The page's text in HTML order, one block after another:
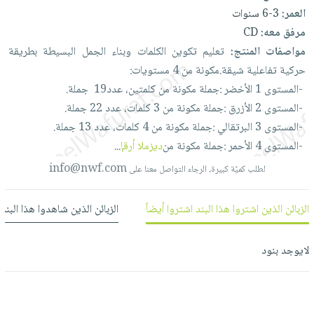
العناية
بالأسنان
الحمية
والتغذية
أدوات
المائدة
الأوعية
والتخزين
أدوات
المطبخ
الأكثر
مبيعاً
العودة
للمدارس
اكسسوارات
كتب
اكسسوارات
منزلية
اكسسوارات
ملابس
مطرزات
حلي
شحن
مجاني
بنود
مختارة
اشتراكات
كل
الاشتراكات
صندوق
iKitab
بلا
حدود
بحث
متقدم
نيل
وفرات
الشركة
سياسةلائحة
العمر:3-6 سنوات
مرفق معه:CD
مواصفات المنتج: تعليم‭ ‬تكوين‭ ‬الكلمات‭ ‬وبناء‭ ‬الجمل‭ ‬البسيطة‭ ‬بطريقة‭
‬حركية‭‬تفاعلية‭ ‬شيقة‭.‬مكونة‭ ‬من‭‬4‭ ‬مستويات‭:‬
‭-‬المستوى‭ ‬1‭ ‬الأخضر‭: ‬جملة‭ ‬مكونة‭ ‬من‭‬كلمتين،‭‬عدد‭19جملة‭.‬
‭-‬المستوى‭ ‬2‭ ‬الأزرق‭: ‬جملة‭ ‬مكونة‭ ‬من‭ ‬3‭‬كلمات،‭‬عدد‭ ‬22‭‬جملة‭.‬
‭-‬المستوى‭ ‬3‭ ‬البرتقالي‭: ‬جملة‭ ‬مكونة‭ ‬من‭‬4‭‬كلمات،‭‬عدد‭ ‬13‭‬جملة‭.‬
‭-‬المستوى‭‬4‭ ‬الأحمر‭: ‬جملة‭ ‬مكونة‭ ‬من‭ ...إقرأ المزيد
لطلب كميّة كبيرة، الرجاء التواصل معنا علىinfo@nwf.com
الزبائن الذين اشتروا هذا البند اشتروا أيضاً الزبائن الذين شاهدوا هذا
لايوجد بنود